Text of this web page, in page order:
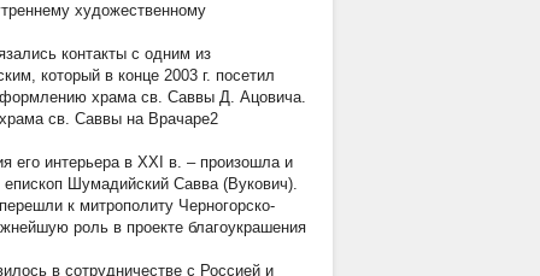
художественному
контакты с одним из
который в конце 2003 г. посетил
храма св. Саввы Д. Ацовича.
св. Саввы на Врачаре2
его интерьера в XXI в. – произошла и
Шумадийский Савва (Вукович).
к митрополиту Черногорско-
роль в проекте благоукрашения
в сотрудничестве с Россией и